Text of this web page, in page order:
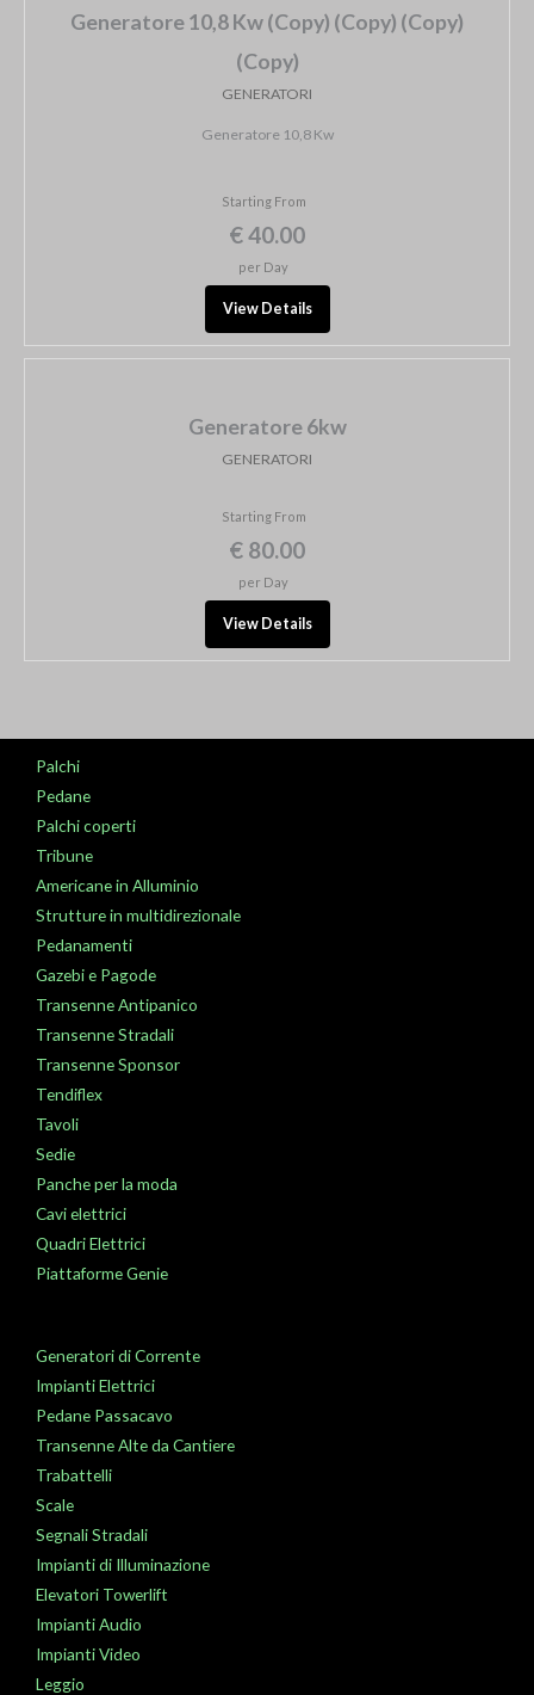
Generatore 10,8 Kw (Copy) (Copy) (Copy)
(Copy)
GENERATORI
Generatore 10,8 Kw
Starting From
€ 40.00
per Day
View Details
Generatore 6kw
GENERATORI
Starting From
€ 80.00
per Day
View Details
Palchi
Pedane
Palchi coperti
Tribune
Americane in Alluminio
Strutture in multidirezionale
Pedanamenti
Gazebi e Pagode
Transenne Antipanico
Transenne Stradali
Transenne Sponsor
Tendiflex
Tavoli
Sedie
Panche per la moda
Cavi elettrici
Quadri Elettrici
Piattaforme Genie
Generatori di Corrente
Impianti Elettrici
Pedane Passacavo
Transenne Alte da Cantiere
Trabattelli
Scale
Segnali Stradali
Impianti di Illuminazione
Elevatori Towerlift
Impianti Audio
Impianti Video
Leggio